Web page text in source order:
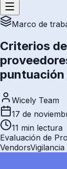
Marco de
Criterios
Wicely Team
17 de
11 min lectura
Evaluación de
Vendors